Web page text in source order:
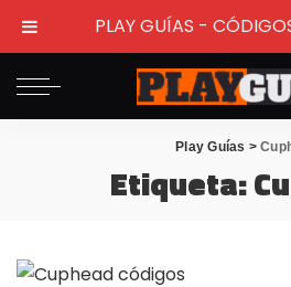
Play Guías >
Etiqueta:
PLAY GUÍAS -